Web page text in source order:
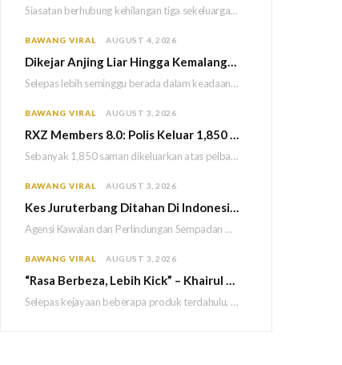
Siasatan berhubung kehilangan tiga sekeluarga di Bukit Kayu Hitam kini memasuki perkembangan baharu apabila polis…
BAWANG VIRAL AUGUST 4, 2026
Dikejar Anjing Liar Hingga Kemalangan, Mekanik Berdepan Risiko Kecederaan Otak Kekal
Selepas lebih seminggu berada dalam keadaan koma akibat kemalangan dipercayai berpunca daripada kejadian dikejar sekumpulan…
BAWANG VIRAL AUGUST 3, 2026
RXZ Members 8.0: Polis Keluar 1,850 Saman, Sita 222 Motosikal & 5 Maut
Sebanyak 1,850 saman dikeluarkan atas pelbagai kesalahan lalu lintas manakala 222 motosikal disita sepanjang penganjuran…
BAWANG VIRAL AUGUST 3, 2026
Kes Juruterbang Ditahan Di Indonesia: AKPS Dedah Bagasi Lepasi Saringan KLIA Tanpa Imej Mencurigakan
Agensi Kawalan dan Perlindungan Sempadan Malaysia (AKPS) menjelaskan bahawa semua prosedur pemeriksaan keselamatan di Lapangan…
BAWANG VIRAL AUGUST 3, 2026
“Rasa Berbeza, Lebih Kick” – Khairul Aming Sanggup Turun Ke Laut Demi Hasilkan Sambal Nyet Bilis Baharu
Selepas kejayaan beberapa produk terdahulu, usahawan dan pempengaruh, Khairul Aming kini tampil dengan produk terbaharunya…